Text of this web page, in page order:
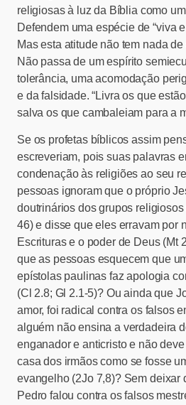
religiosas à luz da Bíblia como um
Defendem uma espécie de “viva
Mas esta atitude não tem nada
Não passa de um espírito
tolerância, uma acomodação
e da falsidade. “Livra os que
salva os que cambaleiam para a
Se os profetas bíblicos assim
escreveriam, pois suas palavras
condenação às religiões ao seu
pessoas ignoram que o próprio
doutrinários dos grupos
46) e disse que eles erravam por
Escrituras e o poder de Deus (Mt
que as pessoas esquecem que
epístolas paulinas faz apologia
(Cl 2.8; Gl 2.1-5)? Ou ainda que
amor, foi radical contra os falsos
alguém não ensina a verdadeira
enganador e anticristo e não
casa dos irmãos como se fosse
evangelho (2Jo 7,8)? Sem deixar
Pedro falou contra os falsos